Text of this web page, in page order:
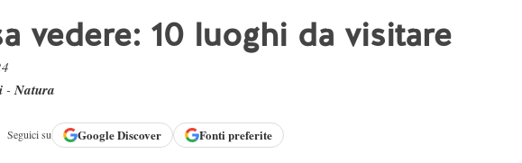
vedere: 10 luoghi da visitare
-Natura
Seguici su GoogleDiscover Fonti preferite